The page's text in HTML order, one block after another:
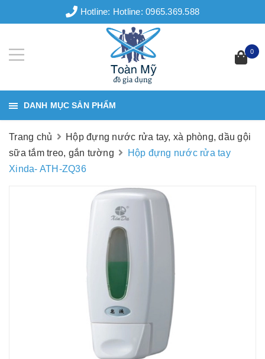
Hotline: Hotline: 0965.369.588
0
DANH MỤC SẢN PHẨM
Trang chủ
Hộp đựng nước rửa tay, xà phòng, dầu gội
sữa tắm treo, gắn tường
Hộp đựng nước rửa tay
Xinda- ATH-ZQ36